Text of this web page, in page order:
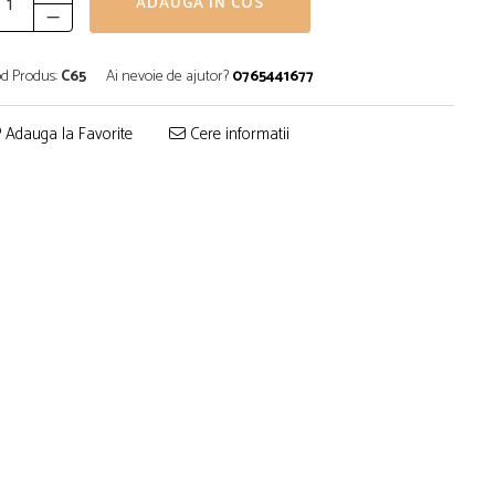
Produs:C65 Ai nevoie de ajutor?0765441677
Adauga la Favorite Cere informatii